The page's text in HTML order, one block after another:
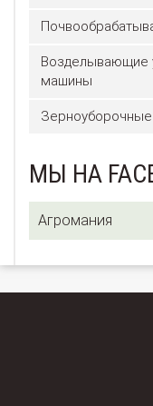
Возделывающие
машины
МЫ НА
Агромания